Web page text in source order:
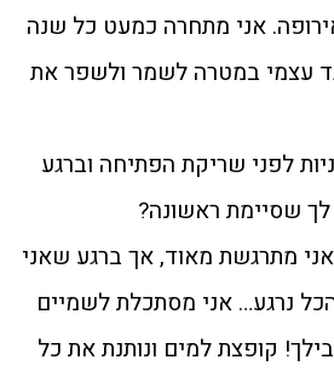
אני מתחרה כמעט כל שנה
עצמי במטרה לשמר ולשפר את
לפני שריקת הפתיחה וברגע
שסיימת ראשונה?
מתרגשת מאוד, אך ברגע שאני
נרגע… אני מסתכלת לשמיים
קופצת למים ונותנת את כל